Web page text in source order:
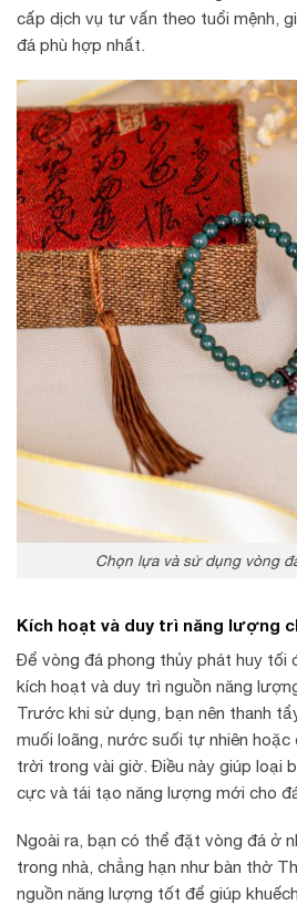
cấp dịch vụ tư vấn theo tuổi mệnh,
đá phù hợp nhất.
Chọn lựa và sử dụng vòng
Kích hoạt và duy trì năng lượng
Để vòng đá phong thủy phát huy tối
kích hoạt và duy trì nguồn năng
Trước khi sử dụng, bạn nên thanh
muối loãng, nước suối tự nhiên
trời trong vài giờ. Điều này giúp loại
cực và tái tạo năng lượng mới cho
Ngoài ra, bạn có thể đặt vòng đá ở
trong nhà, chẳng hạn như bàn thờ
nguồn năng lượng tốt để giúp